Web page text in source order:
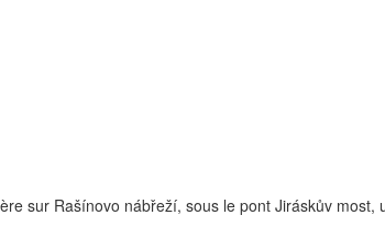
sur Rašínovo nábřeží, sous le pont Jiráskův